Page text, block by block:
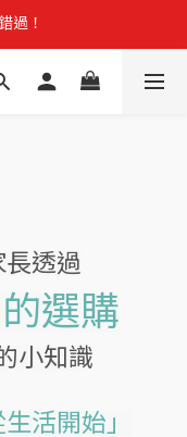
油品，點我看詳情 →
過！
油品，點我看詳情 →
透過
選購
小知識
活開始」